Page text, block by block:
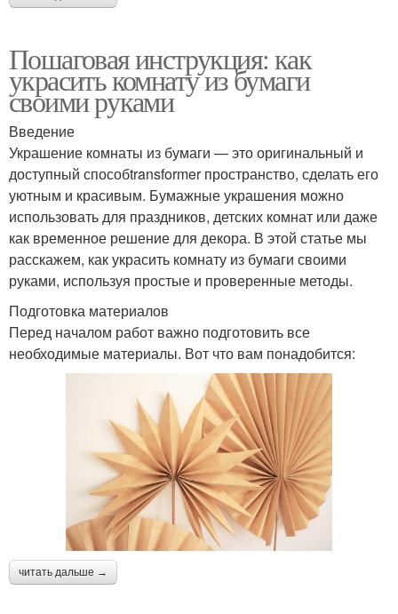
Пошаговая инструкция: как
украсить комнату из бумаги
своими руками
Введение
Украшение комнаты из бумаги — это оригинальный и
доступный способtransformer пространство, сделать его
уютным и красивым. Бумажные украшения можно
использовать для праздников, детских комнат или даже
как временное решение для декора. В этой статье мы
расскажем, как украсить комнату из бумаги своими
руками, используя простые и проверенные методы.
Подготовка материалов
Перед началом работ важно подготовить все
необходимые материалы. Вот что вам понадобится:
читать дальше →